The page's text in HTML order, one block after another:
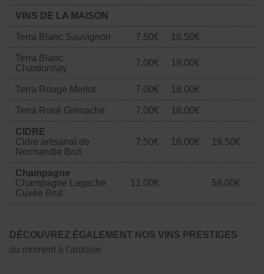
VINS DE LA MAISON
Terra Blanc Sauvignon 7.50€ 18.50€
Terra Blanc
Chardonnay
7.00€ 18.00€
Terra Rouge Merlot 7.00€ 18.00€
Terra Rosé Grenache 7.00€ 18.00€
CIDRE
Cidre artisanal de
Normandie Brut
7.50€ 16.00€ 19.50€
Champagne
Champagne Lagache
Cuvée Brut
11.00€ 58.00€
DÉCOUVREZ ÉGALEMENT NOS VINS PRESTIGES
du moment à l'ardoise